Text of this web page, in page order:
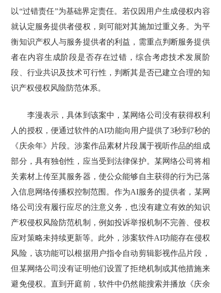
以“过错责任”为基础界定责任。若仅因用户生成侵权内容
就认定服务提供者侵权，则可能对其施加过重义务。为平
衡知识产权人与服务提供者的利益，需重点判断服务提供
者在内容生成阶段是否存在过错，综合考虑技术发展阶
段、行业共识及技术可行性，判断其是否已建立合理的知
识产权侵权风险防范体系。
李漫表示，具体到该案中，某网络公司没有获得权利
人的授权，便通过软件的AI功能向用户提供了3秒到7秒的
《庆余年》片段。涉案作品素材片段属于视听作品的组成
部分，具有独创性，应当受到法律保护。某网络公司将相
关素材上传至其服务器，使公众能够自主获得的行为已落
入信息网络传播权控制范围。作为AI服务的提供者，某网
络公司没有履行应尽的注意义务，也没有建立有效的知识
产权侵权风险防范机制，例如投诉举报机制不完善、侵权
应对策略未持续更新等。此外，涉案软件AI功能存在侵权
风险，该功能可以根据用户指令自动剪辑影视作品片段，
但某网络公司没有证明他们设置了拒绝机制或其他措施来
避免侵权。直到开庭前，软件中仍然能搜索并播放《庆余